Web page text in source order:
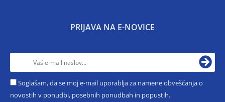
PRIJAVA NA E-NOVICE
Soglašam, da se moj e-mail uporablja za namene obveščanja o
novostih v ponudbi, posebnih ponudbah in popustih.